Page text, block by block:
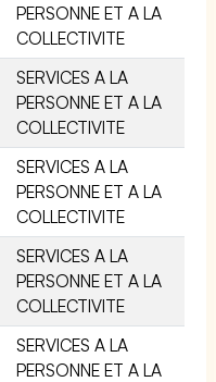
PERSONNE ET A LA
COLLECTIVITE
SERVICES A LA
PERSONNE ET A LA
COLLECTIVITE
SERVICES A LA
PERSONNE ET A LA
COLLECTIVITE
SERVICES A LA
PERSONNE ET A LA
COLLECTIVITE
SERVICES A LA
PERSONNE ET A LA